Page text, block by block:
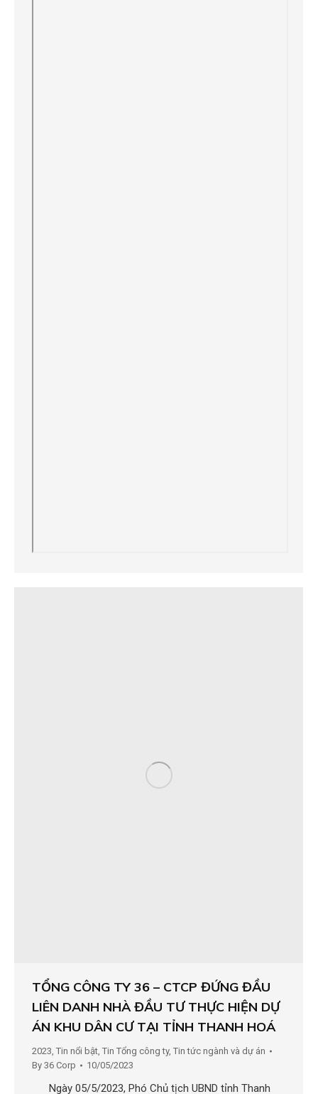
TỔNG CÔNG TY 36 – CTCP ĐỨNG ĐẦU
LIÊN DANH NHÀ ĐẦU TƯ THỰC HIỆN DỰ
ÁN KHU DÂN CƯ TẠI TỈNH THANH HOÁ
2023 Tin nổi bật Tin Tổng công ty, Tin tức ngành và dự án
By 36 Corp 10/05/2023
Ngày 05/5/2023, Phó Chủ tịch UBND tỉnh Thanh